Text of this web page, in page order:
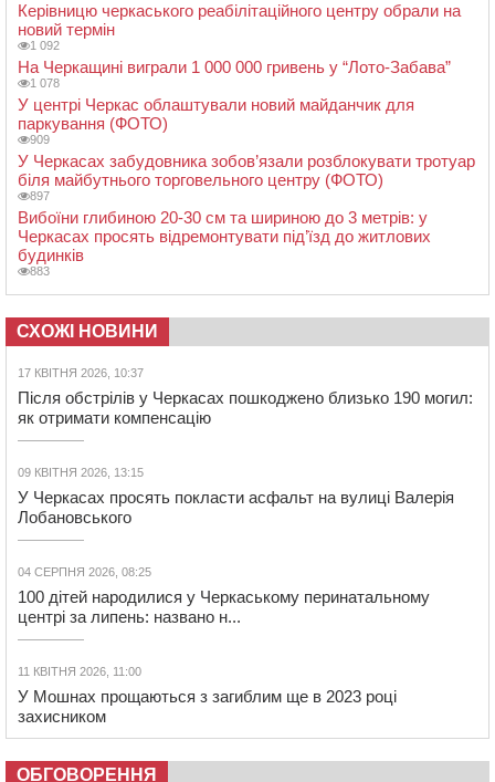
Керівницю черкаського реабілітаційного центру обрали на
новий термін
1 092
На Черкащині виграли 1 000 000 гривень у “Лото-Забава”
1 078
У центрі Черкас облаштували новий майданчик для
паркування (ФОТО)
909
У Черкасах забудовника зобов’язали розблокувати тротуар
біля майбутнього торговельного центру (ФОТО)
897
Вибоїни глибиною 20-30 см та шириною до 3 метрів: у
Черкасах просять відремонтувати під’їзд до житлових
будинків
883
СХОЖІ НОВИНИ
17 КВІТНЯ 2026, 10:37
Після обстрілів у Черкасах пошкоджено близько 190 могил:
як отримати компенсацію
09 КВІТНЯ 2026, 13:15
У Черкасах просять покласти асфальт на вулиці Валерія
Лобановського
04 СЕРПНЯ 2026, 08:25
100 дітей народилися у Черкаському перинатальному
центрі за липень: названо н...
11 КВІТНЯ 2026, 11:00
У Мошнах прощаються з загиблим ще в 2023 році
захисником
ОБГОВОРЕННЯ